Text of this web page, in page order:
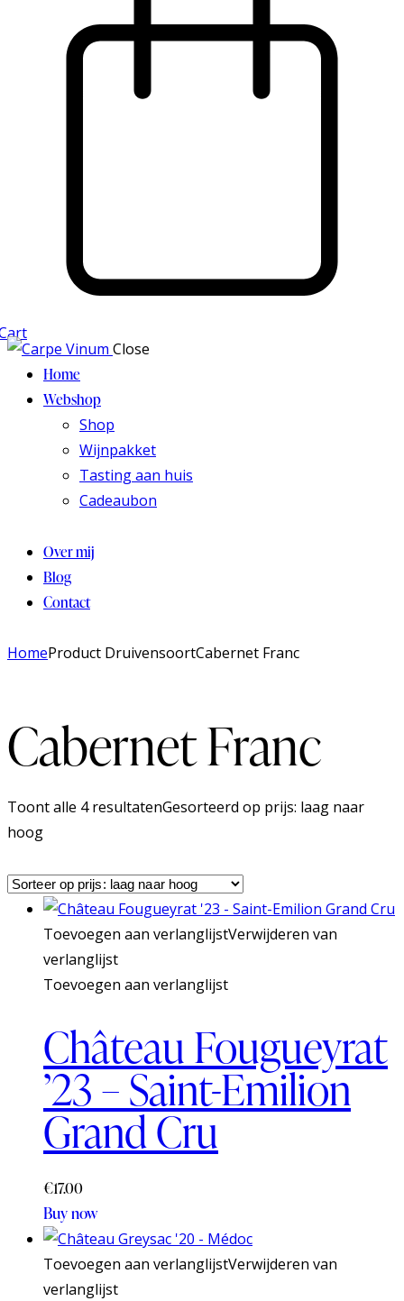
Close
Home
Webshop
Shop
Wijnpakket
Tasting aan huis
Cadeaubon
Over mij
Blog
Contact
HomeProduct DruivensoortCabernet Franc
Cabernet Franc
Toont alle 4 resultatenGesorteerd op prijs: laag naar
hoog
Toevoegen aan verlanglijstVerwijderen van
verlanglijst
Toevoegen aan verlanglijst
Château Fougueyrat
’23 – Saint-Emilion
Grand Cru
€17.00
Buy now
Toevoegen aan verlanglijstVerwijderen van
verlanglijst